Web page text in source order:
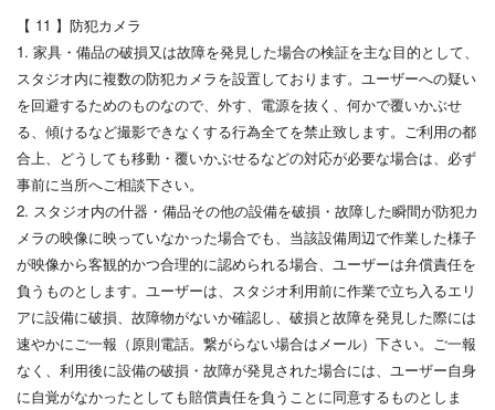
【 11 】防犯カメラ
1. 家具・備品の破損又は故障を発見した場合の検証を主な目的として、
スタジオ内に複数の防犯カメラを設置しております。ユーザーへの疑い
を回避するためのものなので、外す、電源を抜く、何かで覆いかぶせ
る、傾けるなど撮影できなくする行為全てを禁止致します。ご利用の都
合上、どうしても移動・覆いかぶせるなどの対応が必要な場合は、必ず
事前に当所へご相談下さい。
2. スタジオ内の什器・備品その他の設備を破損・故障した瞬間が防犯カ
メラの映像に映っていなかった場合でも、当該設備周辺で作業した様子
が映像から客観的かつ合理的に認められる場合、ユーザーは弁償責任を
負うものとします。ユーザーは、スタジオ利用前に作業で立ち入るエリ
アに設備に破損、故障物がないか確認し、破損と故障を発見した際には
速やかにご一報（原則電話。繋がらない場合はメール）下さい。ご一報
なく、利用後に設備の破損・故障が発見された場合には、ユーザー自身
に自覚がなかったとしても賠償責任を負うことに同意するものとしま